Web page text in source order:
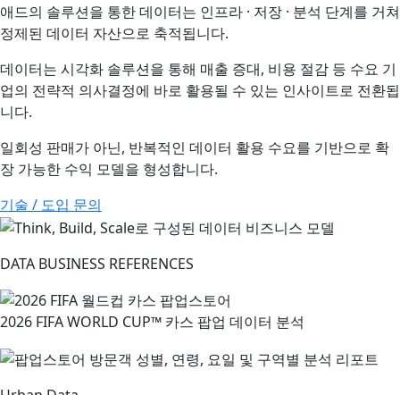
애드의 솔루션을 통한 데이터는 인프라 · 저장 · 분석 단계를 거쳐
정제된 데이터 자산으로 축적됩니다.
데이터는 시각화 솔루션을 통해 매출 증대, 비용 절감 등 수요 기
업의 전략적 의사결정에 바로 활용될 수 있는 인사이트로 전환됩
니다.
일회성 판매가 아닌, 반복적인 데이터 활용 수요를 기반으로 확
장 가능한 수익 모델을 형성합니다.
기술 / 도입 문의
DATA BUSINESS REFERENCES
2026 FIFA WORLD CUP™ 카스 팝업 데이터 분석